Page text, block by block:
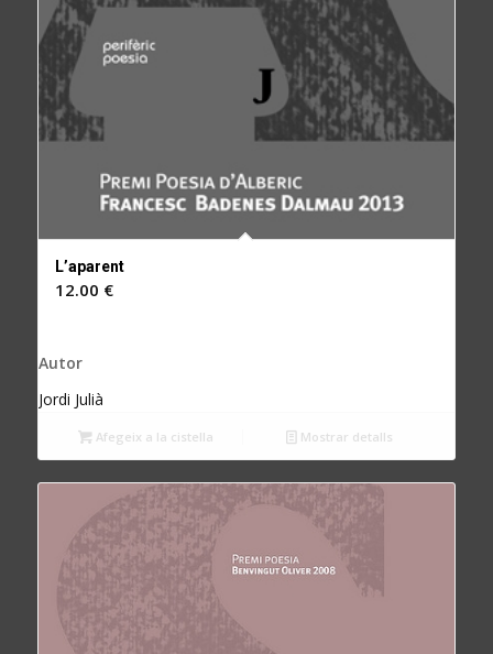
L’aparent
12.00 €
Autor
Jordi Julià
Afegeix a la cistella Mostrar detalls